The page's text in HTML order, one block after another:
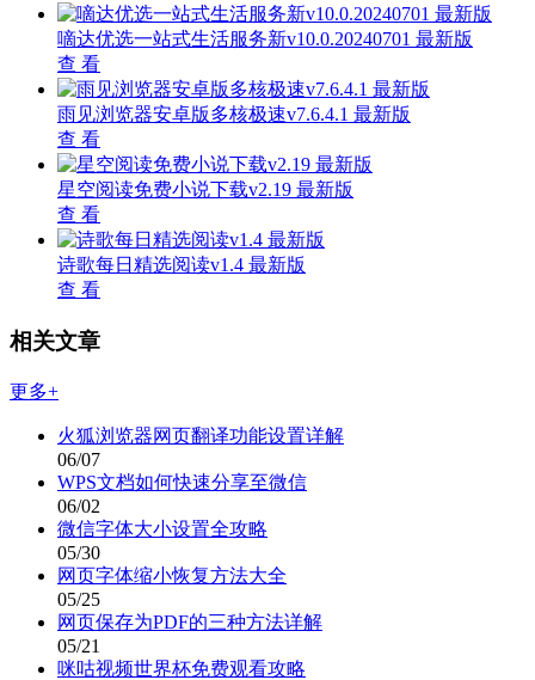
嘀达优选一站式生活服务新v10.0.20240701 最新版
查 看
雨见浏览器安卓版多核极速v7.6.4.1 最新版
查 看
星空阅读免费小说下载v2.19 最新版
查 看
诗歌每日精选阅读v1.4 最新版
查 看
相关文章
更多+
火狐浏览器网页翻译功能设置详解
06/07
WPS文档如何快速分享至微信
06/02
微信字体大小设置全攻略
05/30
网页字体缩小恢复方法大全
05/25
网页保存为PDF的三种方法详解
05/21
咪咕视频世界杯免费观看攻略